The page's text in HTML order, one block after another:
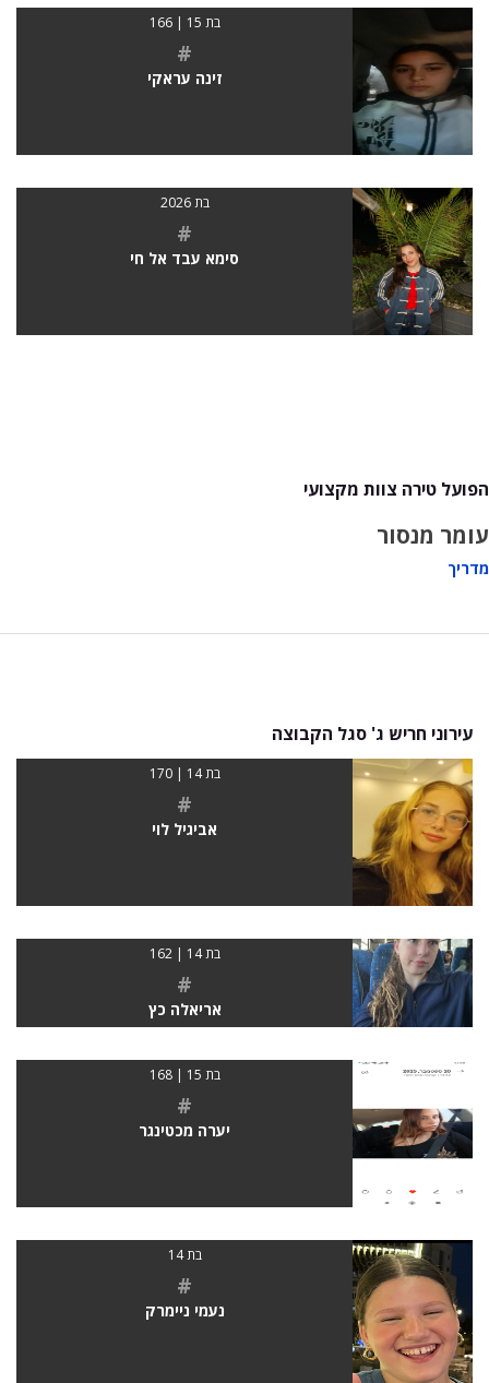
בת 15 | 166
#
זינה עראקי
בת 2026
#
סימא עבד אל חי
הפועל טירה צוות מקצועי
עומר מנסור
מדריך
עירוני חריש ג' סגל הקבוצה
בת 14 | 170
#
אביגיל לוי
בת 14 | 162
#
אריאלה כץ
בת 15 | 168
#
יערה מכטינגר
בת 14
#
נעמי ניימרק